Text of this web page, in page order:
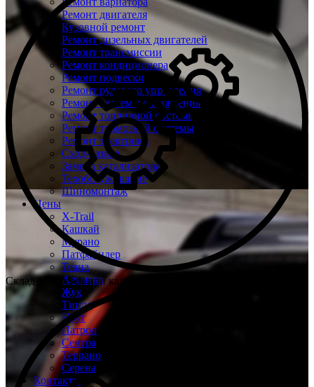
Ремонт двигателя
Кузовной ремонт
Ремонт дизельных двигателей
Ремонт трансмиссии
Ремонт кондиционера
Ремонт подвески
Ремонт рулевого управления
Ремонт системы охлаждения
Ремонт топливной системы
Ремонт тормозной системы
Ремонт электрики
Сход-развал
Замена катализатора
Техобслуживание
Шиномонтаж
Цены
X-Trail
Кашкай
Мурано
Патфайндер
Теана
Альмера
Жук
Тиида
Ноут
Патрол
Сентра
Террано
Серена
Контакты
Склад запчастей при каждом техцентре